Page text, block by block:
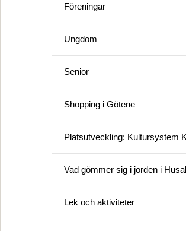
Föreningar
Ungdom
Senior
Shopping i Götene
Platsutveckling: Kultursystem
Vad gömmer sig i jorden i
Lek och aktiviteter